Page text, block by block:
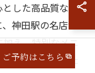
した高品質な焼
神田駅の名店が
え、特別なメニ
ため、訪れるた
ご予約はこちら